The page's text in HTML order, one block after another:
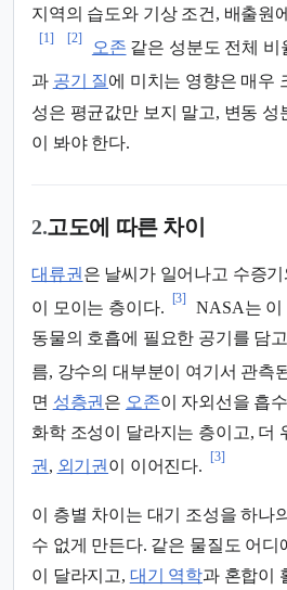
지역의 습도와 기상 조건, 배출원
[1] [2]
오존 같은 성분도 전체 비
과 공기 질에 미치는 영향은 매우
성은 평균값만 보지 말고, 변동 성
이 봐야 한다.
2.고도에 따른 차이
대류권 은 날씨가 일어나고 수증
이 모이는 층이다.
[3]
NASA는 이
동물의 호흡에 필요한 공기를 담
름, 강수의 대부분이 여기서 관측
면 성층권은 오존이 자외선을 흡
화학 조성이 달라지는 층이고, 더
권, 외기권이 이어진다.
[3]
이 층별 차이는 대기 조성을 하나
수 없게 만든다. 같은 물질도 어디
이 달라지고, 대기 역학과 혼합이